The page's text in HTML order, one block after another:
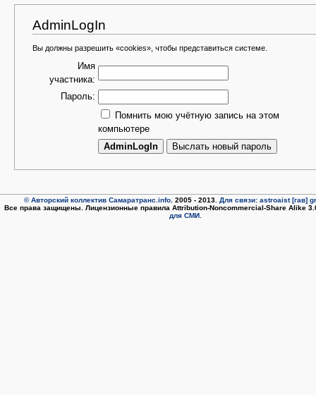
AdminLogIn
Вы должны разрешить «cookies», чтобы представиться системе.
Имя
участника:
Пароль:
Помнить мою учётную запись на этом
компьютере
© Авторский коллектив Самаратранс.info. 2005 - 2013. Для связи: astroaist [гав]
Все права защищены. Лицензионные правила Attribution-Noncommercial-Share Alike
для СМИ.